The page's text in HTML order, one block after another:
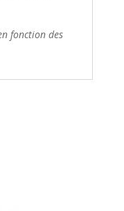
fonction des